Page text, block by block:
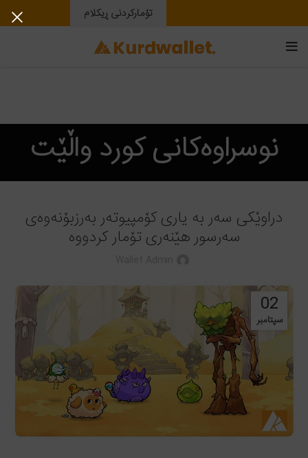
تۆمارکردنی ڕیکلام
نوسراوەکانی کورد واڵێت
دراوێکی سەر بە یاری کۆمپیوتەر بەرزبۆنەوەی
سەرسور هێنەری تۆمار کردووە
02
سپتامبر